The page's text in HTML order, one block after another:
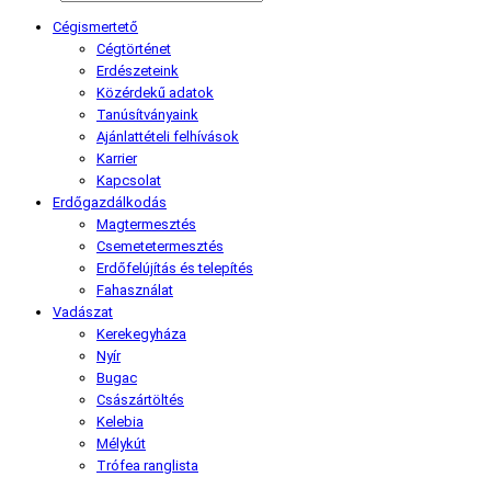
Cégismertető
Cégtörténet
Erdészeteink
Közérdekű adatok
Tanúsítványaink
Ajánlattételi felhívások
Karrier
Kapcsolat
Erdőgazdálkodás
Magtermesztés
Csemetetermesztés
Erdőfelújítás és telepítés
Fahasználat
Vadászat
Kerekegyháza
Nyír
Bugac
Császártöltés
Kelebia
Mélykút
Trófea ranglista